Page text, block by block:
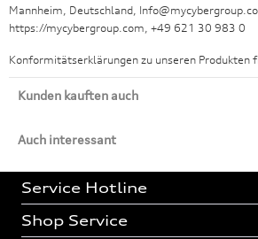
Mannheim, Deutschland,
https://mycybergroup.com, +49 621 30 983 0
Konformitätserklärungen zu unseren Produkten
Kunden kauften auch
Auch interessant
Service Hotline
Shop Service